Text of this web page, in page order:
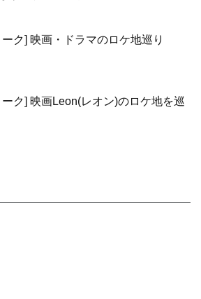
ク] 映画・ドラマのロケ地巡り
ーク] 映画Leon(レオン)のロケ地を巡